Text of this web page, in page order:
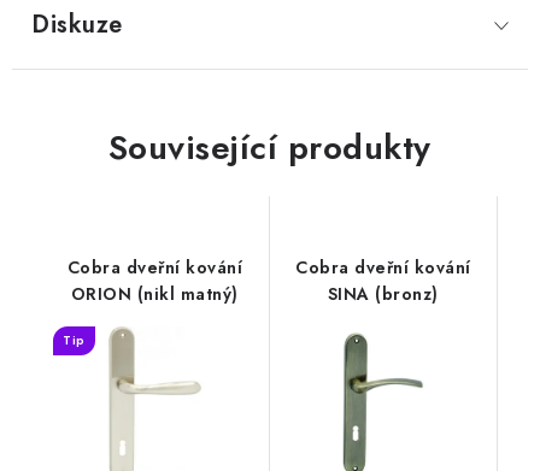
Diskuze
Související produkty
Cobra dveřní kování
ORION (nikl matný)
Tip
Cobra dveřní kování
SINA (bronz)